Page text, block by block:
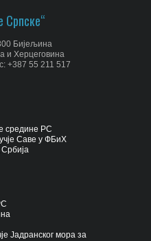
Српске“
Бијељина
и Херцеговина
+387 55 211 517
средине РС
Саве у ФБиХ
Србија
Јадранског мора за